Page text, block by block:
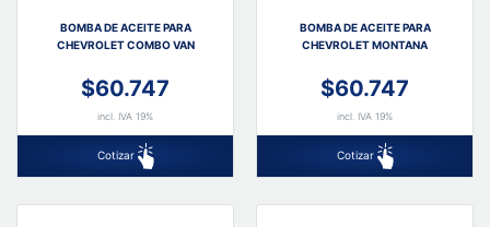
BOMBA DE ACEITE PARA
CHEVROLET COMBO VAN
$60.747
incl. IVA 19%
Cotizar
BOMBA DE ACEITE PARA
CHEVROLET MONTANA
$60.747
incl. IVA 19%
Cotizar